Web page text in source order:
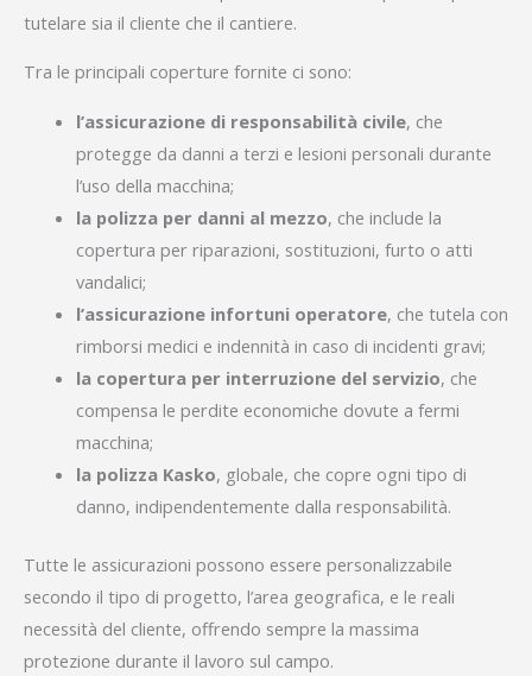
tutelare sia il cliente che il cantiere.
Tra le principali coperture fornite ci sono:
l’assicurazione di responsabilità civile, che
protegge da danni a terzi e lesioni personali durante
l’uso della macchina;
la polizza per danni al mezzo, che include la
copertura per riparazioni, sostituzioni, furto o atti
vandalici;
l’assicurazione infortuni operatore, che tutela con
rimborsi medici e indennità in caso di incidenti gravi;
la copertura per interruzione del servizio, che
compensa le perdite economiche dovute a fermi
macchina;
la polizza Kasko, globale, che copre ogni tipo di
danno, indipendentemente dalla responsabilità.
Tutte le assicurazioni possono essere personalizzabile
secondo il tipo di progetto, l’area geografica, e le reali
necessità del cliente, offrendo sempre la massima
protezione durante il lavoro sul campo.